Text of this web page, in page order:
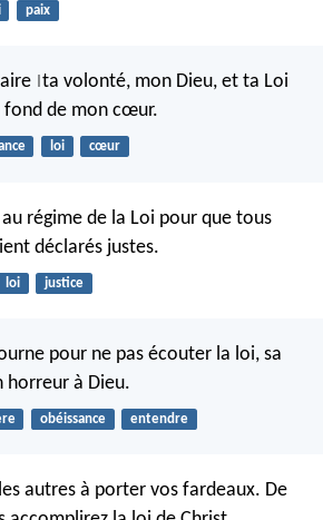
paix
ta volonté, mon Dieu, et ta Loi
de mon cœur.
loi cœur
régime de la Loi pour que tous
déclarés justes.
loi justice
pour ne pas écouter la loi, sa
horreur à Dieu.
obéissance entendre
autres à porter vos fardeaux. De